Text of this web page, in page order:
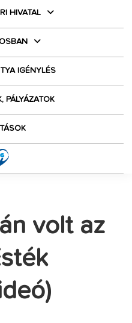
HIVATAL
IGÉNYLÉS
PÁLYÁZATOK
volt az